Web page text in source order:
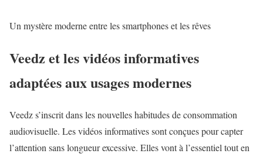
Un mystère moderne entre les smartphones et les rêves
Veedz et les vidéos informatives
adaptées aux usages modernes
Veedz s’inscrit dans les nouvelles habitudes deconsommation
audiovisuelle. Les vidéos informatives sont conçues pour capter
l’attention sans longueur excessive. Elles vont à l’essentiel tout en